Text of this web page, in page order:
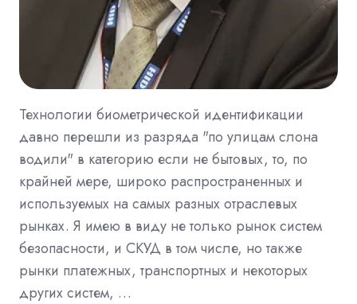
Технологии биометрической идентификации
давно перешли из разряда "по улицам слона
водили" в категорию если не бытовых, то, по
крайней мере, широко распространенных и
используемых на самых разных отраслевых
рынках. Я имею в виду не только рынок систем
безопасности, и СКУД в том числе, но также
рынки платежных, транспортных и некоторых
других систем, …